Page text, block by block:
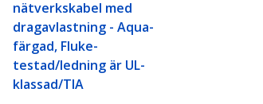
nätverkskabel med
dragavlastning - Aqua-
färgad, Fluke-
testad/ledning är UL-
klassad/TIA